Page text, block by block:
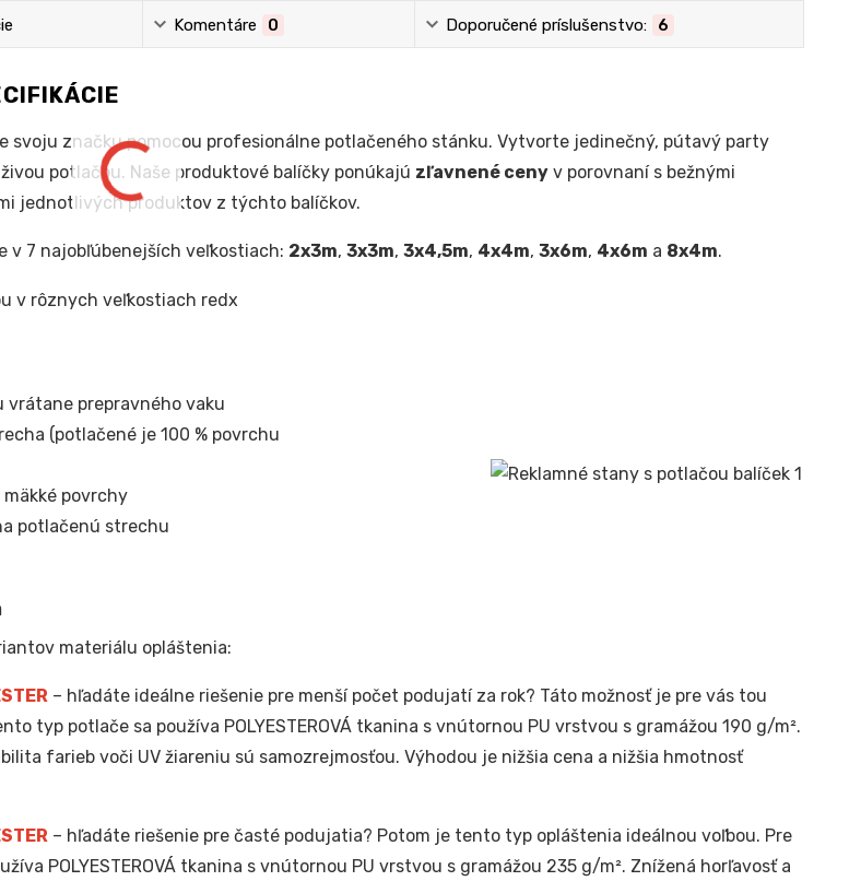
Komentáre 0 Doporučené príslušenstvo: 6
svoju značku pomocou profesionálne potlačeného stánku. Vytvorte jedinečný, pútavý party
potlačou. Naše produktové balíčky ponúkajú zľavnené cenyv porovnaní s bežnými
jednotlivých produktov z týchto balíčkov.
v 7 najobľúbenejších veľkostiach: 2x3m, 3x3m, 3x4,5m, 4x4m, 3x6m, 4x6m a 8x4m.
vrátane prepravného vaku
(potlačené je 100 % povrchu
povrchy
potlačenú strechu
materiálu opláštenia:
– hľadáte ideálne riešenie pre menší počet podujatí za rok? Táto možnosť je pre vás tou
typ potlače sa používa POLYESTEROVÁ tkanina s vnútornou PU vrstvou s gramážou 190 g/m².
farieb voči UV žiareniu sú samozrejmosťou. Výhodou je nižšia cena a nižšia hmotnosť
– hľadáte riešenie pre časté podujatia? Potom je tento typ opláštenia ideálnou voľbou. Pre
POLYESTEROVÁ tkanina s vnútornou PU vrstvou s gramážou 235 g/m². Znížená horľavosť a